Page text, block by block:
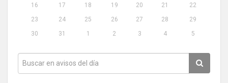
16
17 18 19 20 21
22
23
24 25 26 27 28
29
30
31 1 2 3 4 5